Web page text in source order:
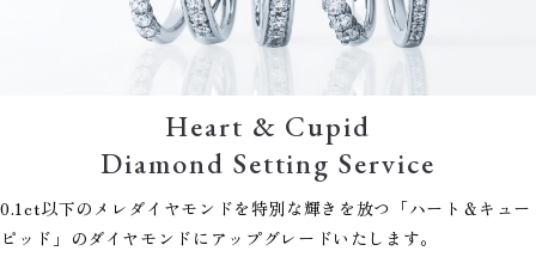
Heart & Cupid
Diamond Setting Service
0.1ct以下のメレダイヤモンドを特別な輝きを放つ「ハート＆キュー
ピッド」のダイヤモンドにアップグレードいたします。